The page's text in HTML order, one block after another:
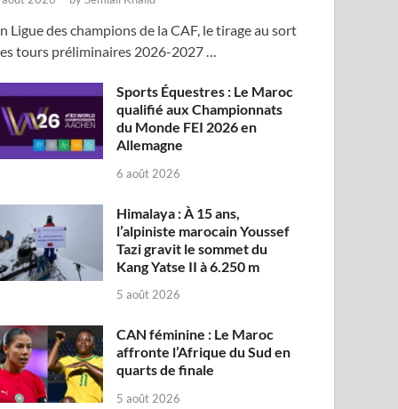
Ligue des champions de la CAF, le tirage au sort
tours préliminaires 2026-2027 …
Sports Équestres : Le Maroc
qualifié aux Championnats
du Monde FEI 2026 en
Allemagne
6 août 2026
Himalaya : À 15 ans,
l’alpiniste marocain Youssef
Tazi gravit le sommet du
Kang Yatse II à 6.250 m
5 août 2026
CAN féminine : Le Maroc
affronte l’Afrique du Sud en
quarts de finale
5 août 2026